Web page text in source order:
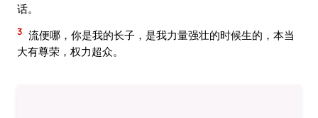
话。
3 流便哪，你是我的长子，是我力量强壮的时候生的，本当
大有尊荣，权力超众。